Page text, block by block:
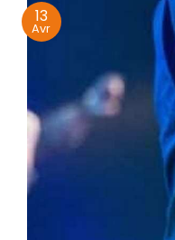
13
Avr